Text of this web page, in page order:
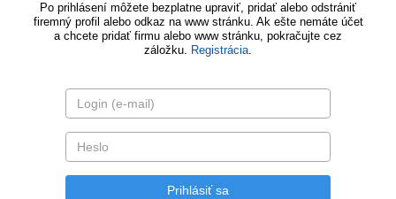
Po prihlásení môžete bezplatne upraviť, pridať alebo odstrániť
firemný profil alebo odkaz na www stránku. Ak ešte nemáte účet
a chcete pridať firmu alebo www stránku, pokračujte cez
záložku. Registrácia.